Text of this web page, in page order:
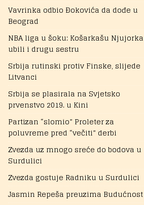
Vavrinka odbio Đokovića da dođe u
Beograd
NBA liga u šoku: Košarkašu Njujorka
ubili i drugu sestru
Srbija rutinski protiv Finske, slijede
Litvanci
Srbija se plasirala na Svjetsko
prvenstvo 2019. u Kini
Partizan “slomio” Proleter za
poluvreme pred “večiti” derbi
Zvezda uz mnogo sreće do bodova u
Surdulici
Zvezda gostuje Radniku u Surdulici
Jasmin Repeša preuzima Budućnost